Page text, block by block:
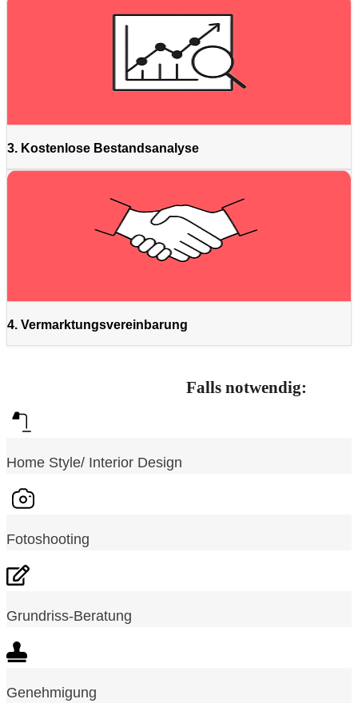
3. Kostenlose Bestandsanalyse
4. Vermarktungsvereinbarung
Falls notwendig:
Home Style/ Interior Design
Fotoshooting
Grundriss-Beratung
Genehmigung